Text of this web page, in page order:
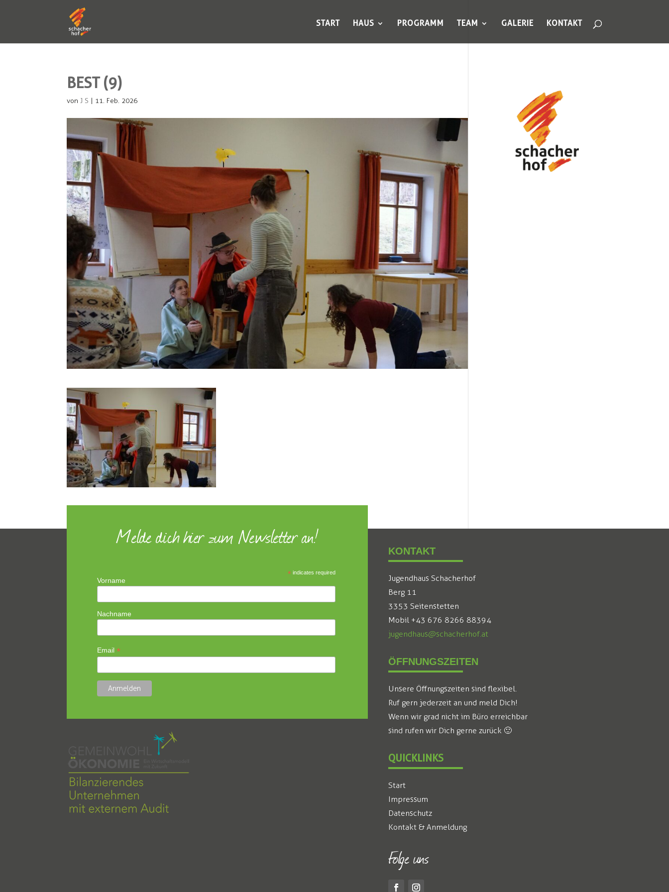
START HAUS PROGRAMM TEAM GALERIE KONTAKT
BEST (9)
vonJ S | 11. Feb. 2026
Melde dich hier zum Newsletter an!
* indicates required
Vorname
Nachname
Email *
KONTAKT
Jugendhaus Schacherhof
Berg 11
3353 Seitenstetten
Mobil +43 676 8266 88394
jugendhaus@schacherhof.at
ÖFFNUNGSZEITEN
Unsere Öffnungszeiten sind flexibel.
Ruf gern jederzeit an und meld Dich!
Wenn wir grad nicht im Büro erreichbar
sind rufen wir Dich gerne zurück 🙂
QUICKLINKS
Start
Impressum
Datenschutz
Kontakt & Anmeldung
Folge uns